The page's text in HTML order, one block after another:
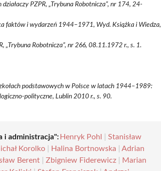
PZPR, „Trybuna Robotnicza”, nr 174, 24-
faktów i wydarzeń 1944–1971, Wyd. Książka i Wiedza,
„Trybuna Robotnicza”, nr 266, 08.11.1972 r., s. 1.
podstawowych w Polsce w latach 1944–1989:
polityczne, Lublin 2010 r., s. 90.
i administracja":Henryk Pohl |Stanisław
Korolko Halina Bortnowska |Adrian
Berent |Zbigniew Fiderewicz
Marian